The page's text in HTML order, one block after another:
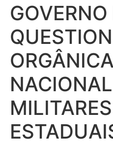
ORGÂNICA
MILITARES